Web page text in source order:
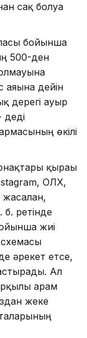
сақ болуға
бойынша
500-ден
дейін
дерегі ауыр
өкілі
қырағы
ОЛХ,
б. ретінде
жиі
әрекет етсе,
Ал
арам
жеке